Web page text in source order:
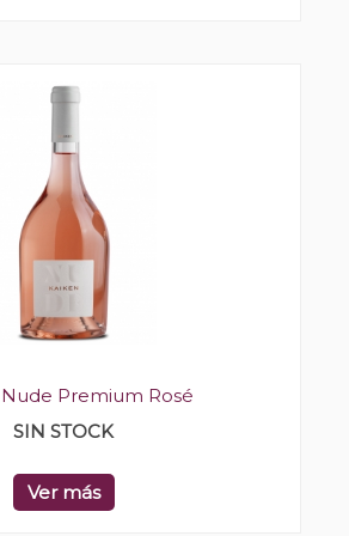
Premium Rosé
SIN STOCK
Ver más